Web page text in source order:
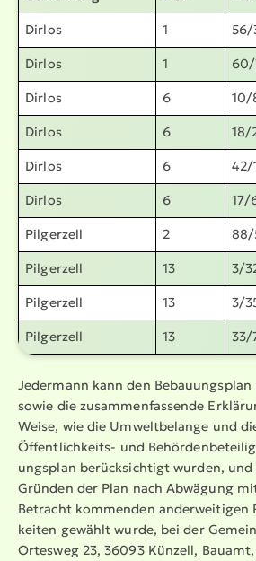
Dirlos 1 56/
Dirlos 1 60/
Dirlos 6 10/
Dirlos 6 18/
Dirlos 6 42/
Dirlos 6 17/
Pilgerzell 2 88/
Pilgerzell 13 3/
Pilgerzell 13 3/
Pilgerzell 13 33/
Jedermann kann den
sowie die zusam­men­fas­sende
Weise, wie die Umwelt­be­lange und
Öffent­lich­keits- und
ungsplan berück­sichtigt wurden, und
Gründen der Plan nach Abwägung
Betracht kommenden
keiten gewählt wurde, bei der
Ortesweg 23, 36093 Künzell,